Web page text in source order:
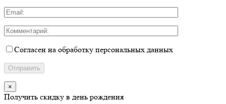
Согласен на обработку персональных данных
×
Получить скидку в день рождения